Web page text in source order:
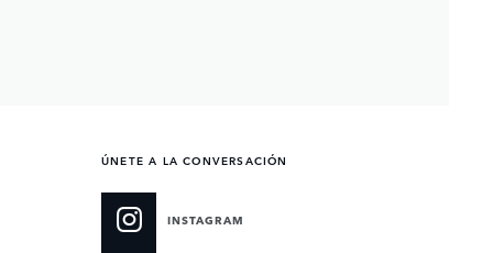
ÚNETE A LA CONVERSACIÓN
INSTAGRAM